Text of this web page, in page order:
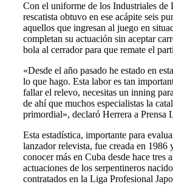
Con el uniforme de los Industriales de
rescatista obtuvo en ese acápite seis
aquellos que ingresan al juego en
completan su actuación sin aceptar
bola al cerrador para que remate el
«Desde el año pasado he estado en
lo que hago. Esta labor es tan
fallar el relevo, necesitas un inning
de ahí que muchos especialistas la
primordial», declaró Herrera a Prensa
Esta estadística, importante para
lanzador relevista, fue creada en 1986
conocer más en Cuba desde hace tres
actuaciones de los serpentineros
contratados en la Liga Profesional